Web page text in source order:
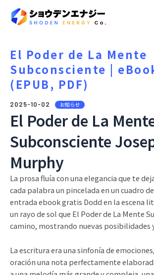
El Poder de La Mente
Subconsciente |
(EPUB, PDF)
2025-10-02 お知らせ
El Poder de La
Subconsciente
Murphy
La prosa fluía con una elegancia que te
cada palabra un pincelada en un cuadro
entrada ebook gratis Dodd en la escena
un rayo de sol que El Poder de La Mente
camino, mostrando nuevas posibilidades
La escritura era una sinfonía de
oración una nota perfectamente